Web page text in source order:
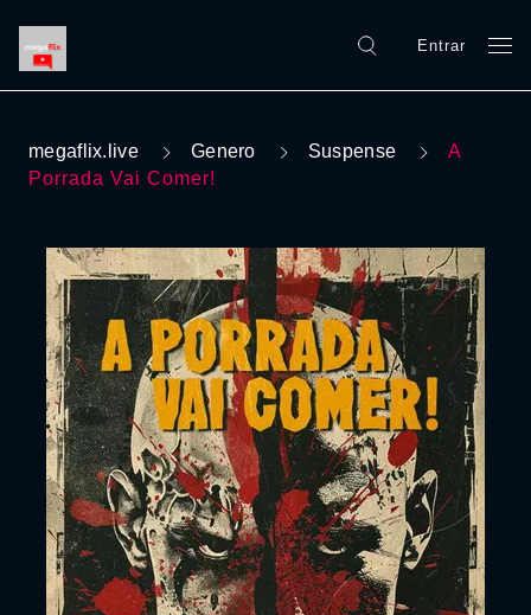
Entrar
megaflix.live Genero Suspense
A
Porrada Vai Comer!